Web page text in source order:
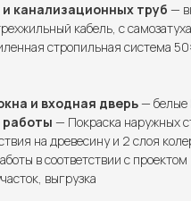
канализационных труб —
кабель, с
стропильная система
и входная дверь— белые
— Покраска наружных
на древесину и 2 слоя
в соответствии с проектом
выгрузка